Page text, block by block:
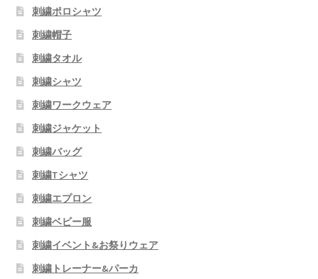
刺繍ポロシャツ
刺繍帽子
刺繍タオル
刺繍シャツ
刺繍ワークウェア
刺繍ジャケット
刺繍バッグ
刺繍Tシャツ
刺繍エプロン
刺繍ベビー服
刺繍イベント&お祭りウェア
刺繍トレーナー&パーカ